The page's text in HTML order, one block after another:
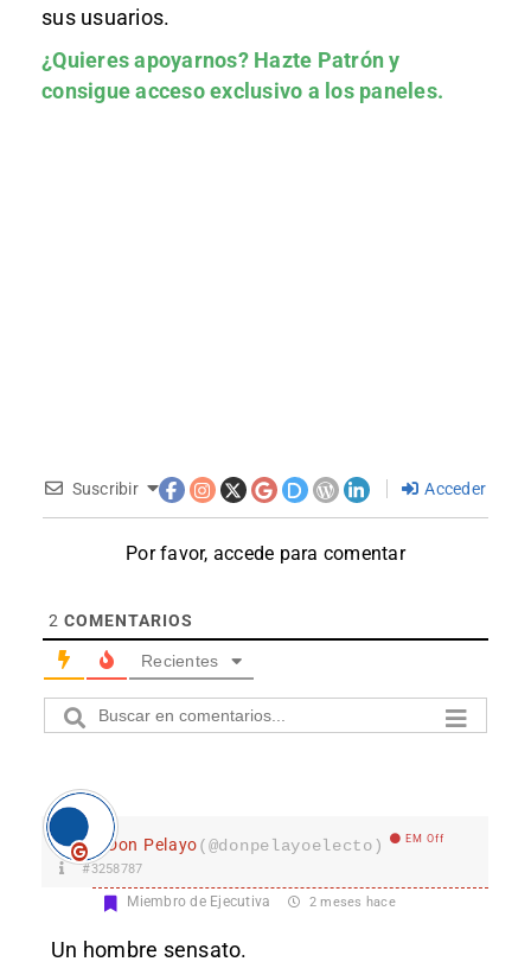
sus usuarios.
¿Quieres apoyarnos? Hazte Patróny
consigue acceso exclusivo a los paneles.
Suscribir Acceder
Por favor, accede para comentar
2 COMENTARIOS
Recientes
Don Pelayo(@donpelayoelecto) EM Off
#3258787
Miembro de Ejecutiva 2 meses hace
Un hombre sensato.